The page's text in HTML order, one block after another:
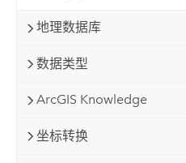
地理数据库
数据类型
ArcGIS Knowledge
坐标转换